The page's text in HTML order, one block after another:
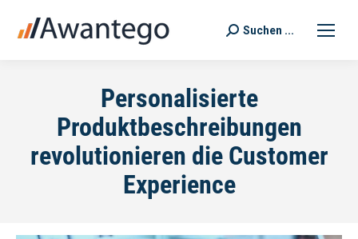
Search:
Suchen ...
Personalisierte
Produktbeschreibungen
revolutionieren die Customer
Experience